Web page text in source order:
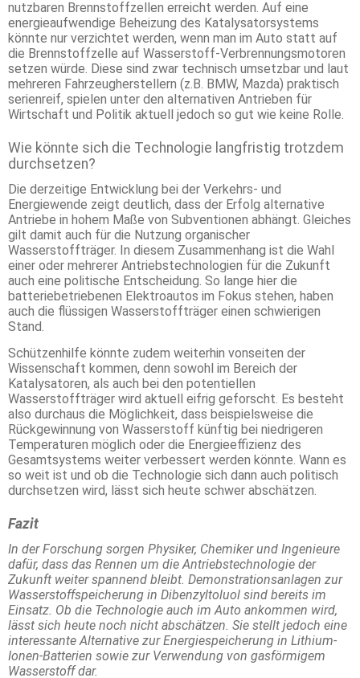
nutzbaren Brennstoffzellen erreicht werden. Auf eine
energieaufwendige Beheizung des Katalysatorsystems
könnte nur verzichtet werden, wenn man im Auto statt auf
die Brennstoffzelle auf Wasserstoff-Verbrennungsmotoren
setzen würde. Diese sind zwar technisch umsetzbar und laut
mehreren Fahrzeugherstellern (z.B. BMW, Mazda) praktisch
serienreif, spielen unter den alternativen Antrieben für
Wirtschaft und Politik aktuell jedoch so gut wie keine Rolle.
Wie könnte sich die Technologie langfristig trotzdem
durchsetzen?
Die derzeitige Entwicklung bei der Verkehrs- und
Energiewende zeigt deutlich, dass der Erfolg alternative
Antriebe in hohem Maße von Subventionen abhängt. Gleiches
gilt damit auch für die Nutzung organischer
Wasserstoffträger. In diesem Zusammenhang ist die Wahl
einer oder mehrerer Antriebstechnologien für die Zukunft
auch eine politische Entscheidung. So lange hier die
batteriebetriebenen Elektroautos im Fokus stehen, haben
auch die flüssigen Wasserstoffträger einen schwierigen
Stand.
Schützenhilfe könnte zudem weiterhin vonseiten der
Wissenschaft kommen, denn sowohl im Bereich der
Katalysatoren, als auch bei den potentiellen
Wasserstoffträger wird aktuell eifrig geforscht. Es besteht
also durchaus die Möglichkeit, dass beispielsweise die
Rückgewinnung von Wasserstoff künftig bei niedrigeren
Temperaturen möglich oder die Energieeffizienz des
Gesamtsystems weiter verbessert werden könnte. Wann es
so weit ist und ob die Technologie sich dann auch politisch
durchsetzen wird, lässt sich heute schwer abschätzen.
Fazit
In der Forschung sorgen Physiker, Chemiker und Ingenieure
dafür, dass das Rennen um die Antriebstechnologie der
Zukunft weiter spannend bleibt. Demonstrationsanlagen zur
Wasserstoffspeicherung in Dibenzyltoluol sind bereits im
Einsatz. Ob die Technologie auch im Auto ankommen wird,
lässt sich heute noch nicht abschätzen. Sie stellt jedoch eine
interessante Alternative zur Energiespeicherung in Lithium-
Ionen-Batterien sowie zur Verwendung von gasförmigem
Wasserstoff dar.